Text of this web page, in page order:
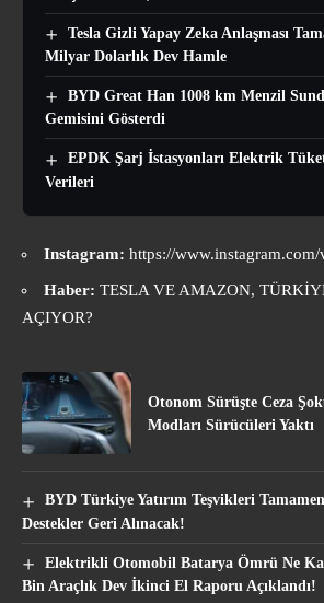
Tesla Gizli Yapay Zeka Anlaşması
Milyar Dolarlık Dev Hamle
BYD Great Han 1008 km Menzil
Gemisini Gösterdi
EPDK Şarj İstasyonları Elektrik
Verileri
Instagram: https://
Haber: TESLA VE AMAZON,
AÇIYOR?
Otonom Sürüşte Ceza
Modları Sürücüleri Yaktı
BYD Türkiye Yatırım Teşvikleri
Destekler Geri Alınacak!
Elektrikli Otomobil Batarya Ömrü Ne
Bin Araçlık Dev İkinci El Raporu Açıklandı!